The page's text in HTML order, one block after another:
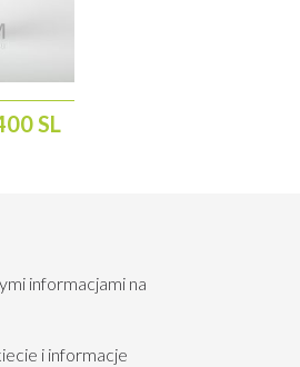
SL
informacjami na
i informacje